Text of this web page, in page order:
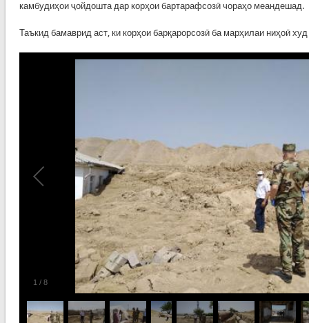
камбудиҳои ҷойдошта дар корҳои бартарафсозӣ чораҳо меандешад.
Таъкид бамаврид аст, ки корҳои барқарорсозӣ ба марҳилаи ниҳоӣ
1 / 8